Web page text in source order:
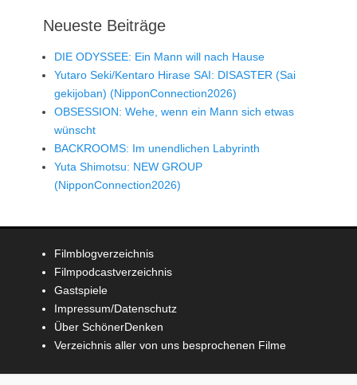
Neueste Beiträge
DIE ODYSSEE: Ein Mann will nach Hause
Yutaro Seki/Kentaro Hirase SAI: DISASTER (Sai
gekijoban) (NipponConnection2026)
OBSESSION: Wehe, wenn ein Mann sich etwas
wünscht
BACKROOMS: Im unendlichen Labyrinth
Yuta Shimotsu: NEW GROUP
(NipponConnection2026)
Filmblogverzeichnis
Filmpodcastverzeichnis
Gastspiele
Impressum/Datenschutz
Über SchönerDenken
Verzeichnis aller von uns besprochenen Filme